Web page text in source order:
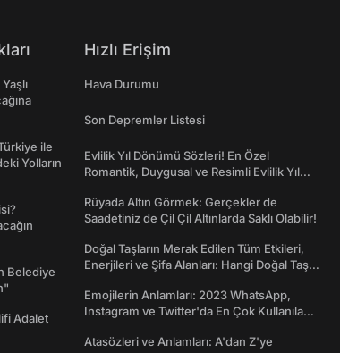
ile
Yolların
Belediye
Adalet
Hızlı Erişim
Hava Durumu
Son Depremler Listesi
Evlilik Yıl Dönümü Sözleri! En Özel
Romantik, Duygusal ve Resimli Evlilik Yıl
Rüyada Altın Görmek: Gerçekler de
Saadetiniz de Çil Çil Altınlarda Saklı Olabilir!
Doğal Taşların Merak Edilen Tüm Etkileri,
Enerjileri ve Şifa Alanları: Hangi Doğal Taş
Emojilerin Anlamları: 2023 WhatsApp,
Instagram ve Twitter'da En Çok Kullanılan
Atasözleri ve Anlamları: A'dan Z'ye